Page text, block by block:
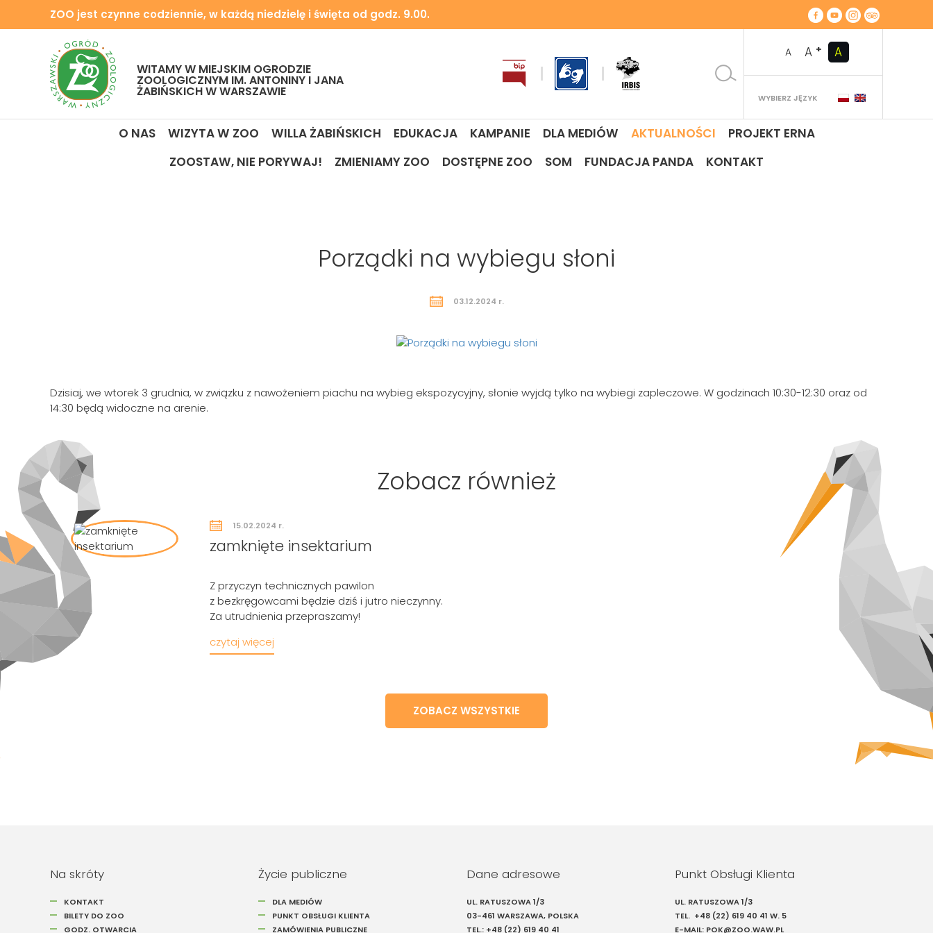
ZOO jest czynne codziennie, w każdą niedzielę i święta od godz. 9.00.
WITAMY W MIEJSKIM OGRODZIE
ZOOLOGICZNYM IM. ANTONINY I JANA
ŻABIŃSKICH W WARSZAWIE
A A + A
WYBIERZ JĘZYK
O NAS WIZYTA W ZOO WILLA ŻABIŃSKICH EDUKACJA KAMPANIE DLA MEDIÓW AKTUALNOŚCI
PROJEKT ERNA
ZOOSTAW, NIE PORYWAJ!
ZMIENIAMY ZOO DOSTĘPNE ZOO SOM FUNDACJA PANDA KONTAKT
Porządki na wybiegu słoni
03.12.2024 r.
Dzisiaj, we wtorek 3 grudnia, w związku z nawożeniem piachu na wybieg ekspozycyjny, słonie wyjdą tylko na wybiegi zapleczowe. W godzinach 10:30-12:30 oraz od
14:30 będą widoczne na arenie.
Zobacz również
15.02.2024 r.
zamknięte insektarium
Z przyczyn technicznych pawilon
z bezkręgowcami będzie dziś i jutro nieczynny.
Za utrudnienia przepraszamy!
czytaj więcej
ZOBACZ WSZYSTKIE
Na skróty
KONTAKT
BILETY DO ZOO
GODZ. OTWARCIA
Życie publiczne
DLA MEDIÓW
PUNKT OBSŁUGI KLIENTA
ZAMÓWIENIA PUBLICZNE
Dane adresowe
UL. RATUSZOWA 1/3
03-461 WARSZAWA, POLSKA
TEL.: +48 (22) 619 40 41
Punkt Obsługi Klienta
UL. RATUSZOWA 1/3
TEL. +48 (22) 619 40 41 W. 5
E-MAIL: POK@ZOO.WAW.PL